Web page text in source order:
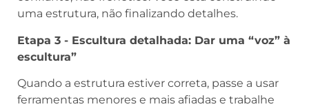
uma estrutura, não finalizando detalhes.
Etapa 3 - Escultura detalhada: Dar uma “voz” à
escultura”
Quando a estrutura estiver correta, passe a usar
ferramentas menores e mais afiadas e trabalhe